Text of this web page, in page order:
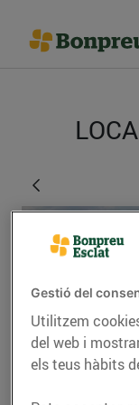
Malla
Gestió del
Utilitzem
del web i
els teus hàbits